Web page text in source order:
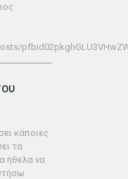
κάποιες
τα
ήθελα να